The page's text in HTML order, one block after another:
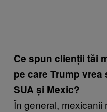
Ce spun clienții tăi
pe care Trump
SUA și Mexic?
În general, mexicanii